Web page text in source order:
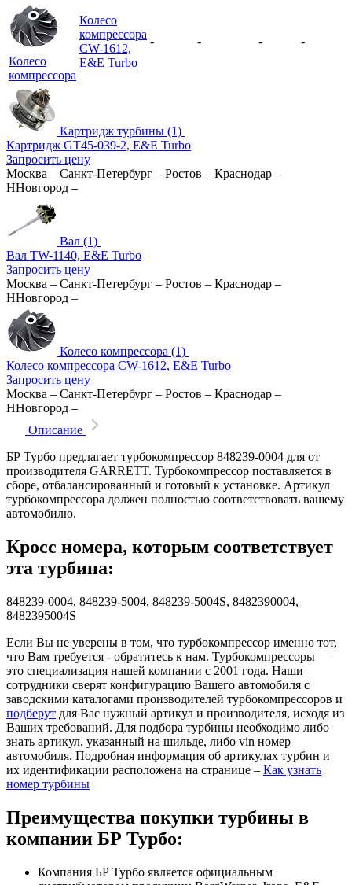
Колесо
компрессора
Колесо
компрессора
CW-1612,
E&E Turbo
- - - -
Картридж турбины (1)
Картридж GT45-039-2, E&E Turbo
Запросить цену
Москва – Санкт-Петербург – Ростов – Краснодар –
ННовгород –
Вал (1)
Вал TW-1140, E&E Turbo
Запросить цену
Москва – Санкт-Петербург – Ростов – Краснодар –
ННовгород –
Колесо компрессора (1)
Колесо компрессора CW-1612, E&E Turbo
Запросить цену
Москва – Санкт-Петербург – Ростов – Краснодар –
ННовгород –
Описание
БР Турбо предлагает турбокомпрессор 848239-0004 для от
производителя GARRETT. Турбокомпрессор поставляется в
сборе, отбалансированный и готовый к установке. Артикул
турбокомпрессора должен полностью соответствовать вашему
автомобилю.
Кросс номера, которым соответствует
эта турбина:
848239-0004, 848239-5004, 848239-5004S, 8482390004,
8482395004S
Если Вы не уверены в том, что турбокомпрессор именно тот,
что Вам требуется - обратитесь к нам. Турбокомпрессоры —
это специализация нашей компании с 2001 года. Наши
сотрудники сверят конфигурацию Вашего автомобиля с
заводскими каталогами производителей турбокомпрессоров и
подберут для Вас нужный артикул и производителя, исходя из
Ваших требований. Для подбора турбины необходимо либо
знать артикул, указанный на шильде, либо vin номер
автомобиля. Подробная информация об артикулах турбин и
их идентификации расположена на странице – Как узнать
номер турбины
Преимущества покупки турбины в
компании БР Турбо:
Компания БР Турбо является официальным